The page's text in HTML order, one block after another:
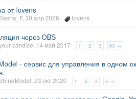
от lovens
,30 апр 2026 lovens
через OBS
candice 14 май 2017 1 2 3 93 →
- сервис для управления в одном
,23 окт 2020 1 2 3 5 →